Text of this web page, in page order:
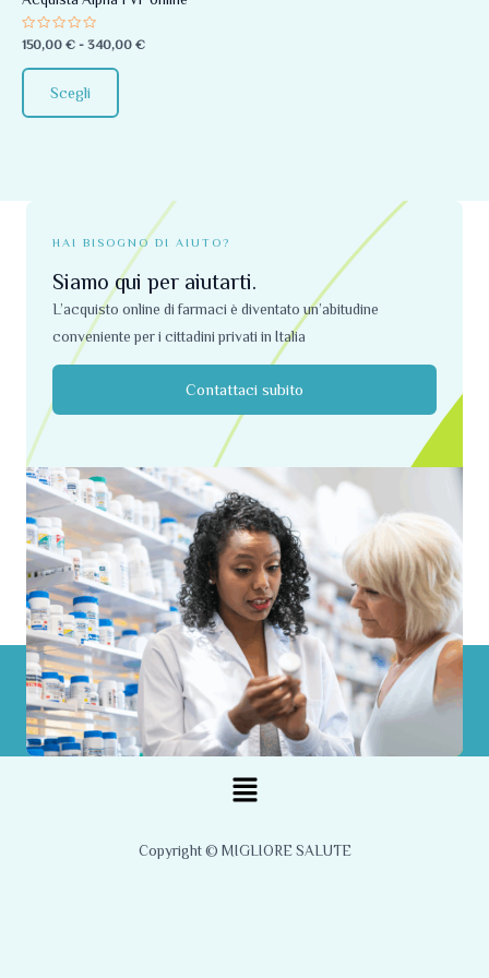
Valutato
0
su
5
150,00 € - 340,00 €
Scegli
scelte
nella
HAI BISOGNO DI AIUTO?
Siamo qui per aiutarti.
L’acquisto online di farmaci è diventato un’abitudine
conveniente per i cittadini privati ​​in Italia
Contattaci subito
Menu
Copyright © MIGLIORE SALUTE